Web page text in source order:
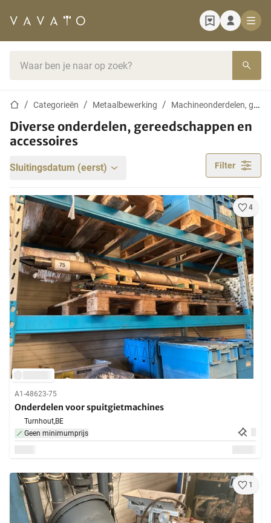
StartpaginaCategorieën Metaalbewerking Machineonderdelen, gereedschappen en accessoires
Diverse onderdelen, gereedschappen en
accessoires
Sluitingsdatum (eerst) Filter
4
A1-48623-75
Onderdelen voor spuitgietmachines
Turnhout,BE
Geen minimumprijs
1